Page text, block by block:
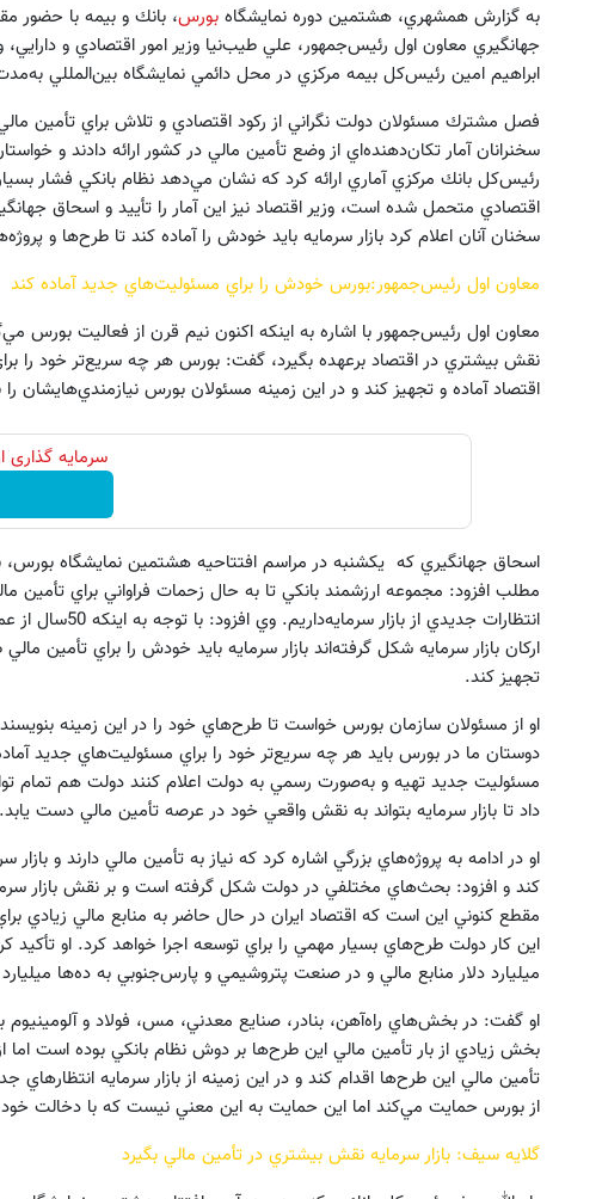
به گزارش همشهري، هشتمين دوره نمايشگاه بورس، بانك و بيمه با حضور
جهانگيري معاون اول رئيس‌جمهور، علي طيب‌نيا وزير امور اقتصادي و
ابراهيم امين رئيس‌كل بيمه مركزي در محل دائمي نمايشگاه بين‌المللي به‌مدت 4روز آغاز به‌كار
فصل مشترك مسئولان دولت نگراني از ركود اقتصادي و تلاش براي تأمين
سخنرانان آمار تكان‌دهنده‌اي از وضع تأمين مالي در كشور ارائه دادند و
رئيس‌كل بانك مركزي آماري ارائه كرد كه نشان مي‌د‌هد نظام بانكي فشار
اقتصادي متحمل شده است، وزير اقتصاد نيز اين آمار را تأييد و اسحاق
سخنان آنان اعلام كرد بازار سرمايه بايد خودش را آماده كند تا طرح‌ها و
معاون اول رئيس‌جمهور:بورس خودش را براي مسئوليت‌هاي جديد آماده كند
معاون اول رئيس‌جمهور با اشاره به اينكه اكنون نيم قرن از فعاليت بورس
نقش بيشتري در اقتصاد برعهده بگيرد، گفت: بورس هر چه سريع‌تر خود را
اقتصاد آماده و تجهيز كند و در اين زمينه مسئولان بورس نيازمندي‌هايشان
سرمایه گذاری
اسحاق جهانگيري كه يكشنبه در مراسم افتتاحيه هشتمين نمايشگاه
مطلب افزود: مجموعه ارزشمند بانكي تا به حال زحمات فراواني براي تأمين
انتظارات جديدي از
اركان بازار سرمايه شكل گرفته‌اند بازار سرمايه بايد خودش را براي تأمين
تجهيز كند.
او از مسئولان سازمان بورس خواست تا طرح‌هاي خود را در اين زمينه بنويسند
دوستان ما در بورس بايد هر چه سريع‌تر خود را براي مسئوليت‌هاي جديد
مسئوليت جديد تهيه و به‌صورت رسمي به دولت اعلام كنند دولت هم تمام
داد تا بازار سرمايه بتواند به نقش واقعي خود در عرصه تأمين مالي دست يابد.
او در ادامه به پروژه‌هاي بزرگي اشاره كرد كه نياز به تأمين مالي دارند و
كند و افزود: بحث‌هاي مختلفي در دولت شكل گرفته است و بر نقش بازار
مقطع كنوني اين است كه اقتصاد ايران در حال حاضر به منابع مالي زيادي
اين كار دولت طرح‌هاي بسيار مهمي را براي توسعه اجرا خواهد كرد. او
ميليارد دلار منابع مالي و در صنعت پتروشيمي و پارس‌جنوبي به ده‌ها
او گفت: در بخش‌هاي راه‌آهن، بنادر، صنايع معدني، مس، فولاد و آلومينيوم به
بخش زيادي از بار تأمين مالي اين طرح‌ها بر دوش نظام بانكي بوده است اما
تأمين مالي اين طرح‌ها اقدام كند و در اين زمينه از بازار سرمايه
از بورس حمايت مي‌كند اما اين حمايت به اين معني نيست كه با دخالت خود
گلايه سيف: بازار سرمايه نقش بيشتري در تأمين مالي بگيرد